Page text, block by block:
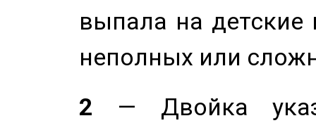
выпала на детские
неполных или
2 — Двойка